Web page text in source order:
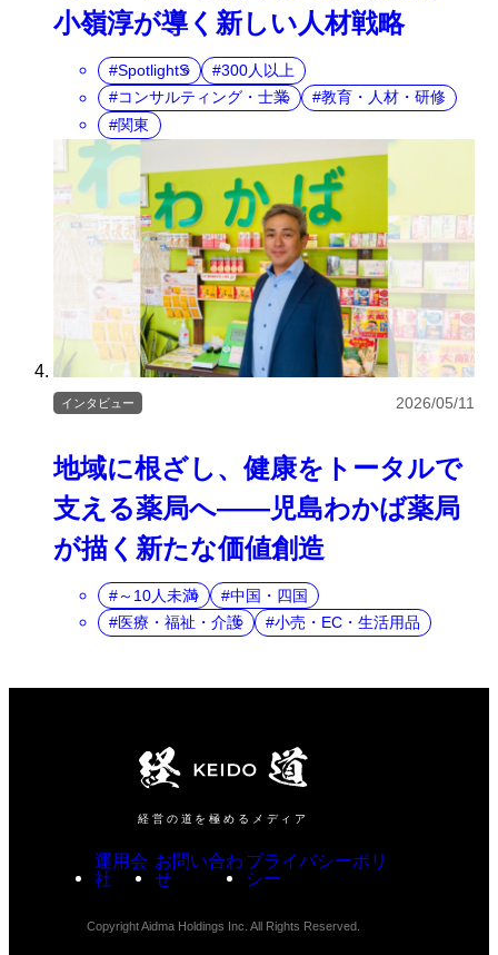
小嶺淳が導く新しい人材戦略
SpotlightS
300人以上
コンサルティング・士業
教育・人材・研修
関東
地域に根ざし、健康をトータルで
支える薬局へ――児島わかば薬局
が描く新たな価値創造
インタビュー 2026/05/11
～10人未満
中国・四国
医療・福祉・介護
小売・EC・生活用品
経営の道を極めるメディア
運用会
社
お問い合わ
せ
プライバシーポリ
シー
Copyright Aidma Holdings Inc. All Rights Reserved.